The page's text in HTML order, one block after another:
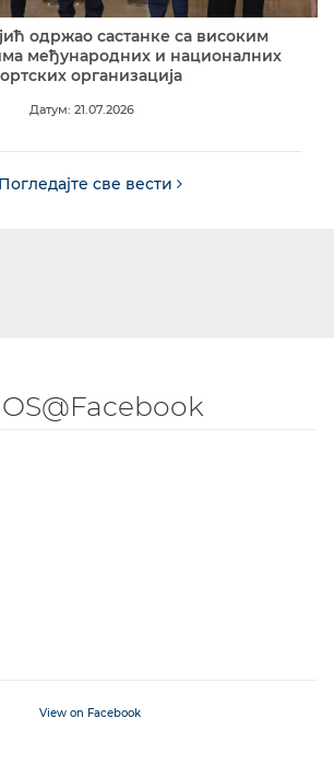
одржао састанке са високим
међународних и националних
организација
Датум: 21.07.2026
Погледајте све вести
View on Facebook